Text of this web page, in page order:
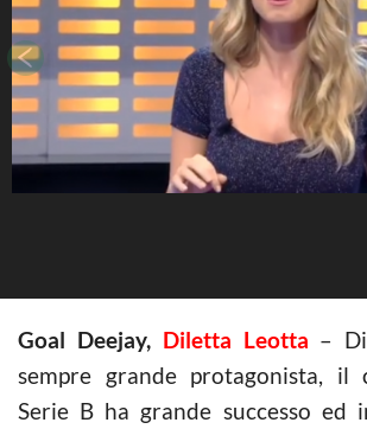
Goal Deejay, Diletta Leotta –
sempre grande protagonista, il
Serie B ha grande successo ed